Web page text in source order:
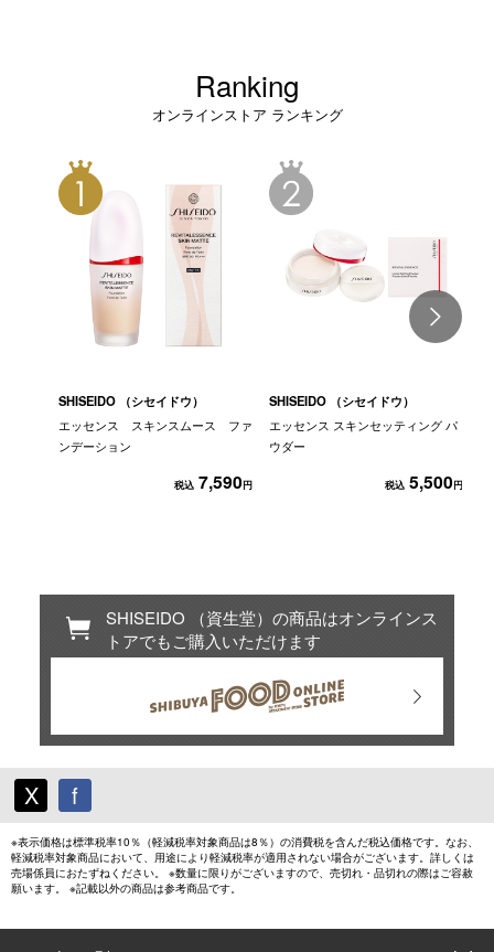
Ranking
オンラインストア ランキング
SHISEIDO （シセイドウ）
エッセンス スキンスムース ファ
ンデーション
税込 7,590円
SHISEIDO （シセイドウ）
エッセンス スキンセッティング パ
ウダー
税込 5,500円
SHISEIDO （資生堂）の商品はオンラインス
トアでもご購入いただけます
X f
※表示価格は標準税率10％（軽減税率対象商品は8％）の消費税を含んだ税込価格です。なお、
軽減税率対象商品において、用途により軽減税率が適用されない場合がございます。詳しくは
売場係員におたずねください。 ※数量に限りがございますので、売切れ・品切れの際はご容赦
願います。 ※記載以外の商品は参考商品です。